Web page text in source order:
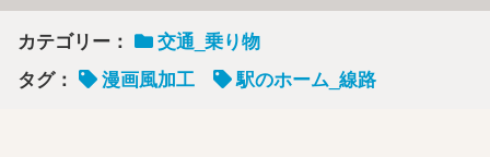
カテゴリー：
交通_乗り物
タグ：
漫画風加工 駅のホーム_線路